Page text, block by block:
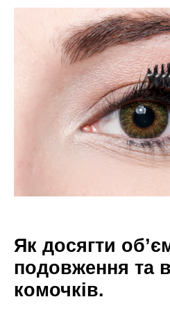
Як досягти
подовження та
комочків.